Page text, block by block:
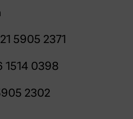
5905 2371
1514 0398
2302